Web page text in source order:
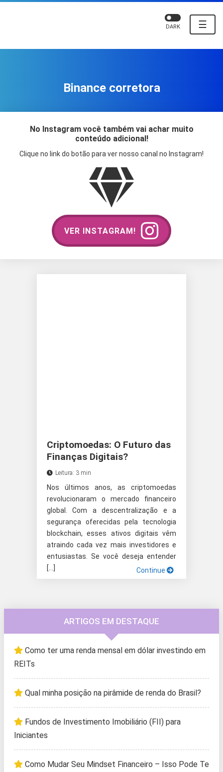
☰
DARK
Binance corretora
No Instagram você também vai achar muito
conteúdo adicional!
Clique no link do botão para ver nosso canal no Instagram!
VER INSTAGRAM!
Criptomoedas: O Futuro das
Finanças Digitais?
Leitura: 3 min
Nos últimos anos, as criptomoedas
revolucionaram o mercado financeiro
global. Com a descentralização e a
segurança oferecidas pela tecnologia
blockchain, esses ativos digitais vêm
atraindo cada vez mais investidores e
entusiastas. Se você deseja entender
[…]
Continue
ARTIGOS EM DESTAQUE
Como ter uma renda mensal em dólar investindo em
REITs
Qual minha posição na pirâmide de renda do Brasil?
Fundos de Investimento Imobiliário (FII) para
Iniciantes
Como Mudar Seu Mindset Financeiro – Isso Pode Te